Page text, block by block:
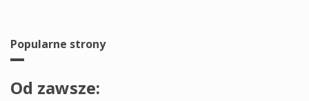
Popularne strony
Od zawsze: